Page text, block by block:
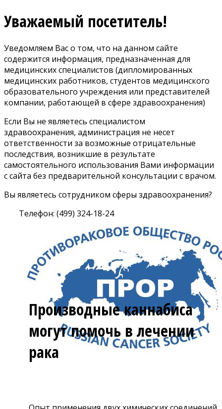
Уважаемый посетитель!
Уведомляем Вас о том, что на данном сайте
содержится информация, предназначенная для
медицинских специалистов (дипломированных
медицинских работников, студентов медицинского
образовательного учреждения или представителей
компании, работающей в сфере здравоохранения)
Если Вы не являетесь специалистом
здравоохранения, администрация не несет
ответственности за возможные отрицательные
последствия, возникшие в результате
самостоятельного использования Вами информации
с сайта без предварительной консультации с врачом.
Вы являетесь сотрудником сферы здравоохранения?
Телефон: (499) 324-18-24
Производные каннабиса
могут помочь в лечении
рака